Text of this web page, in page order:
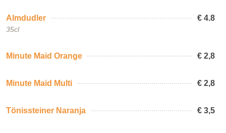
Almdudler € 4.8
35cl
Minute Maid Orange € 2,8
Minute Maid Multi € 2,8
Tönissteiner Naranja € 3,5